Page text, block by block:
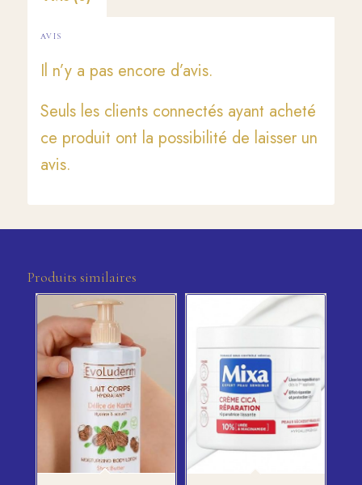
AVIS
Il n’y a pas encore d’avis.
Seuls les clients connectés ayant acheté
ce produit ont la possibilité de laisser un
avis.
Produits similaires